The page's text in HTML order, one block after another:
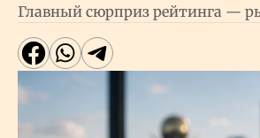
Бизнес
Рынки
Технологии
Главный сюрприз рейтинга —